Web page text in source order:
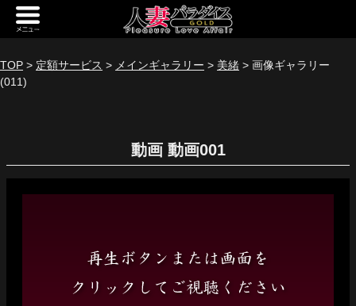
新規会員登録 ログイン
[定額] メインギャラリー
[定額] 人妻楽園ギャラリー
[定額] 継続1カ月ギャラリー
[定額] 継続3カ月ギャラリー
TOP > 定額サービス > メインギャラリー > 美緒 > 画像ギャラリー
(011)
動画